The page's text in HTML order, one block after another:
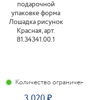
подарочной
упаковке форма
Лошадка рисунок
Красная, арт.
81.34341.00.1
Количество ограничено